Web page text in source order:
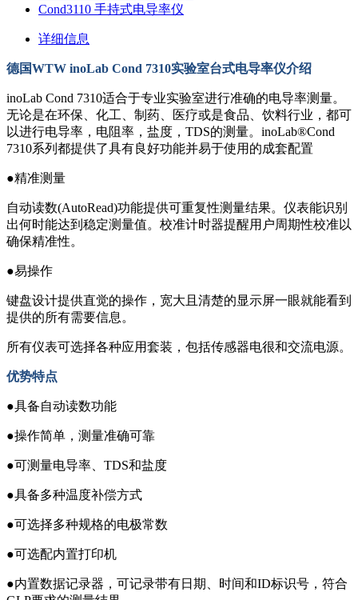
Cond3110 手持式电导率仪
详细信息
德国WTW inoLab Cond 7310实验室台式电导率仪介绍
inoLab Cond 7310适合于专业实验室进行准确的电导率测量。
无论是在环保、化工、制药、医疗或是食品、饮料行业，都可
以进行电导率，电阻率，盐度，TDS的测量。inoLab®Cond
7310系列都提供了具有良好功能并易于使用的成套配置
●精准测量
自动读数(AutoRead)功能提供可重复性测量结果。仪表能识别
出何时能达到稳定测量值。校准计时器提醒用户周期性校准以
确保精准性。
●易操作
键盘设计提供直觉的操作，宽大且清楚的显示屏一眼就能看到
提供的所有需要信息。
所有仪表可选择各种应用套装，包括传感器电很和交流电源。
优势特点
●具备自动读数功能
●操作简单，测量准确可靠
●可测量电导率、TDS和盐度
●具备多种温度补偿方式
●可选择多种规格的电极常数
●可选配内置打印机
●内置数据记录器，可记录带有日期、时间和ID标识号，符合